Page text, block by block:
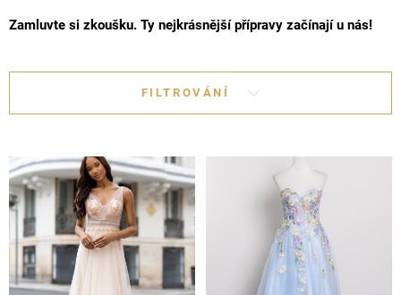
Zamluvte si zkoušku. Ty nejkrásnější přípravy začínají u nás!
FILTROVÁNÍ